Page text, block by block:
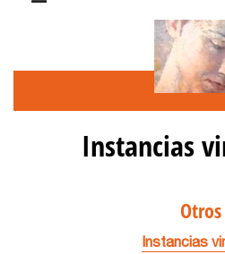
Instancias
Otros
Instancias